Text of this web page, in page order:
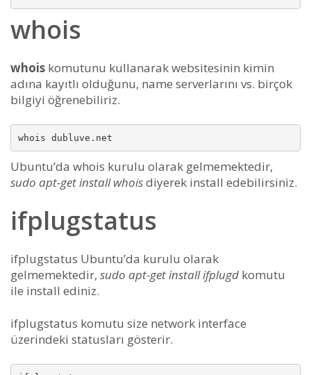
whois
whois komutunu kullanarak websitesinin kimin
adına kayıtlı olduğunu, name serverlarını vs. birçok
bilgiyi öğrenebiliriz.
Ubuntu’da whois kurulu olarak gelmemektedir,
sudo apt-get install whoisdiyerek install edebilirsiniz.
ifplugstatus
ifplugstatus Ubuntu’da kurulu olarak
gelmemektedir, sudo apt-get install ifplugd komutu
ile install ediniz.
ifplugstatus komutu size network interface
üzerindeki statusları gösterir.